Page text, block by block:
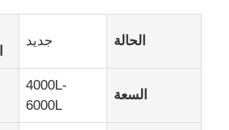
الحالة جديد
السعة
4000L-
6000L